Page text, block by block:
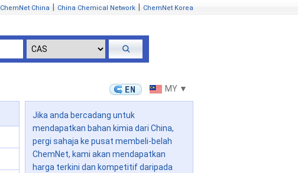
ChemNet China China Chemical Network ChemNet Korea
MY ▼
Jika anda bercadang untuk
mendapatkan bahan kimia dari China,
pergi sahaja ke pusat membeli-belah
ChemNet, kami akan mendapatkan
harga terkini dan kompetitif daripada